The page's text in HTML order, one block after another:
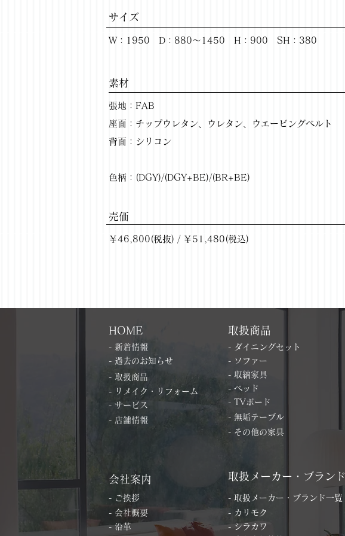
サイズ
W：1950 D：880～1450 H：900 SH：380
​素材
張地：FAB
座面：チップウレタン、ウレタン、ウエービングベルト
背面：シリコン
色柄：(DGY)/(DGY+BE)/(BR+BE)
​売価
￥46,800(税抜) / ￥51,480(税込)
HOME
- 新着情報
- 過去のお知らせ
- 取扱商品
- リメイク・リフォーム
- サービス
- 店舗情報
取扱商品
- ダイニングセット
- ソファー
- 収納家具
- ベッド
- TVボード
- 無垢テーブル
- その他の家具
会社案内
- ご挨拶
- 会社概要
- 沿革
取扱メーカー・ブランド
- 取扱メーカー・ブランド一覧
- カリモク
- シラカワ